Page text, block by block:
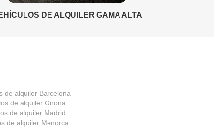
DE ALQUILER GAMA ALTA
de alquiler Barcelona
de alquiler Girona
de alquiler Madrid
de alquiler Menorca